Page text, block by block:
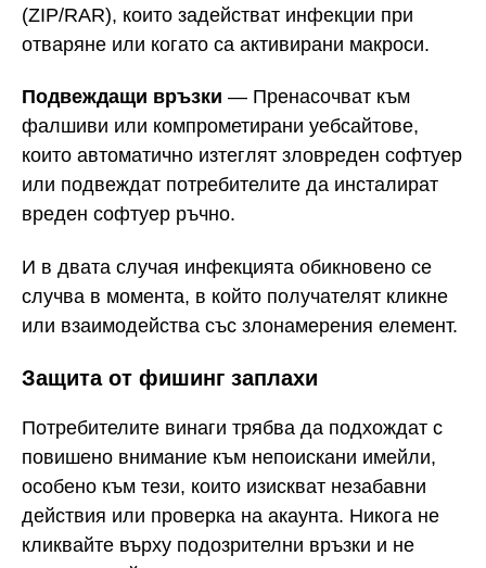
(ZIP/RAR), които задействат инфекции при
отваряне или когато са активирани макроси.
Подвеждащи връзки — Пренасочват към
фалшиви или компрометирани уебсайтове,
които автоматично изтеглят зловреден софтуер
или подвеждат потребителите да инсталират
вреден софтуер ръчно.
И в двата случая инфекцията обикновено се
случва в момента, в който получателят кликне
или взаимодейства със злонамерения елемент.
Защита от фишинг заплахи
Потребителите винаги трябва да подхождат с
повишено внимание към непоискани имейли,
особено към тези, които изискват незабавни
действия или проверка на акаунта. Никога не
кликвайте върху подозрителни връзки и не